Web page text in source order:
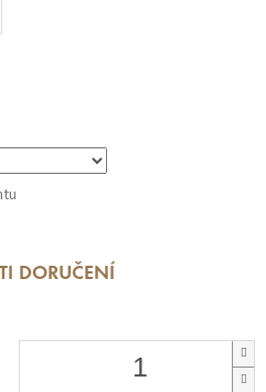
DORUČENÍ